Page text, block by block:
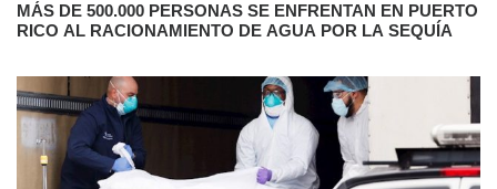
MÁS DE 500.000 PERSONAS SE ENFRENTAN EN PUERTO
RICO AL RACIONAMIENTO DE AGUA POR LA SEQUÍA